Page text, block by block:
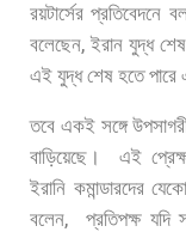
রয়টার্সের প্রতিবেদনে
বলেছেন,ইরান যুদ্ধ শেষ
এই যুদ্ধ শেষ হতে পারে
তবে একই সঙ্গে
বাড়িয়েছে।
এই
ইরানি কমান্ডারদের
বলেন,প্রতিপক্ষ যদি